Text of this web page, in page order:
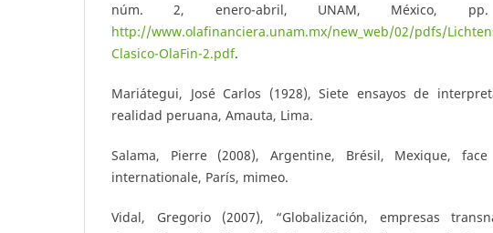
núm. 2, enero-abril, UNAM, México, pp.
http://www.olafinanciera.unam.mx/new_web/02/pdfs/
Clasico-OlaFin-2.pdf.
Mariátegui, José Carlos (1928), Siete ensayos de
realidad peruana, Amauta, Lima.
Salama, Pierre (2008), Argentine, Brésil, Mexique,
internationale, París, mimeo.
Vidal, Gregorio (2007), “Globalización, empresas